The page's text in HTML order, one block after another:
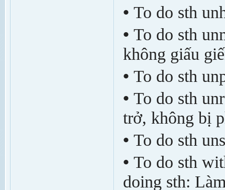
• To do sth
• To do sth
không giấu
• To do sth
• To do sth
trở, không bị
• To do sth
• To do sth
doing sth: